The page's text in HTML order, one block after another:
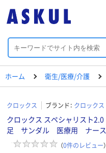
ホーム 衛生/医療/介護
クロックス ブランド： クロックス
クロックス スペシャリスト
足 サンダル 医療用 ナース
（0件のレビュー）